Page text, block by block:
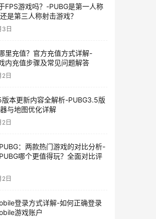
FPS游戏吗？-PUBG是第一人称
是第三人称射击游戏？
日
里充值？官方充值方式详解-
内充值步骤及常见问题解答
日
版本更新内容全解析-PUBG3.5版
与地图优化详解
日
：两款热门游戏的对比分析-
哪个更值得玩？全面对比评
日
登录方式详解-如何正确登录
游戏账户